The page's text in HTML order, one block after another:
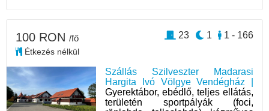
Szállás Szilveszter Madarasi
Hargita Ivó Völgye Vendégház |
Gyerektábor, ebédlő, teljes ellátás,
területén sportpályák (foci,
100 RON /fő
Étkezés nélkül
1 - 166
1
23